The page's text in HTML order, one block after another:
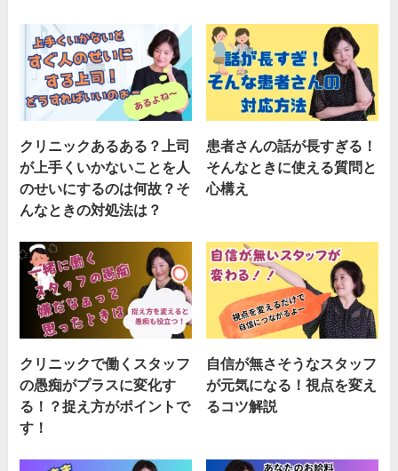
クリニックあるある？上司
が上手くいかないことを人
のせいにするのは何故？そ
んなときの対処法は？
患者さんの話が長すぎる！
そんなときに使える質問と
心構え
クリニックで働くスタッフ
の愚痴がプラスに変化す
る！？捉え方がポイントで
す！
自信が無さそうなスタッフ
が元気になる！視点を変え
るコツ解説